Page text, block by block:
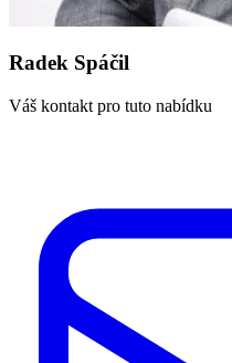
Radek Spáčil
Váš kontakt pro tuto nabídku